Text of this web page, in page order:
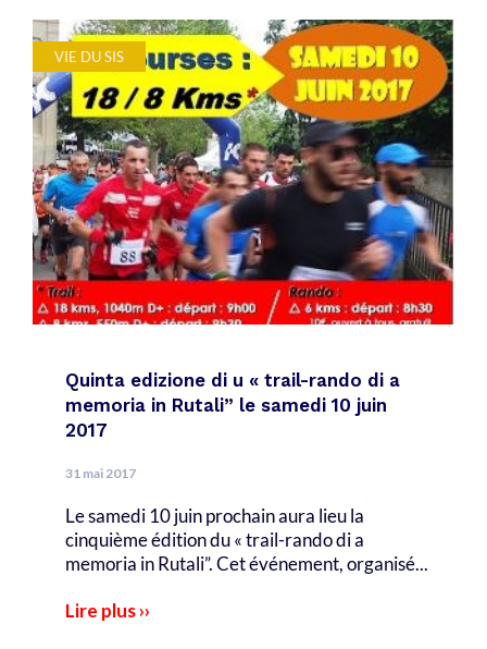
VIE DU SIS
Quinta edizione di u « trail-rando di a
memoria in Rutali” le samedi 10 juin
2017
31 mai 2017
Le samedi 10 juin prochain aura lieu la
cinquième édition du « trail-rando di a
memoria in Rutali”. Cet événement, organisé...
Lire plus ››